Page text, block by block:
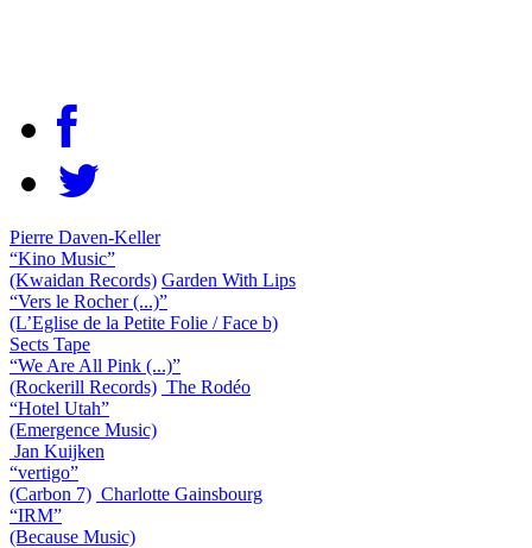
Pierre Daven-Keller
“Kino Music”
(Kwaidan Records) Garden With Lips
“Vers le Rocher (...)”
(L’Eglise de la Petite Folie / Face b)
Sects Tape
“We Are All Pink (...)”
(Rockerill Records) The Rodéo
“Hotel Utah”
(Emergence Music)
Jan Kuijken
“vertigo”
(Carbon 7) Charlotte Gainsbourg
“IRM”
(Because Music)